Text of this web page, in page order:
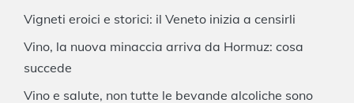
Vigneti eroici e storici: il Veneto inizia a censirli
Vino, la nuova minaccia arriva da Hormuz: cosa
succede
Vino e salute, non tutte le bevande alcoliche sono